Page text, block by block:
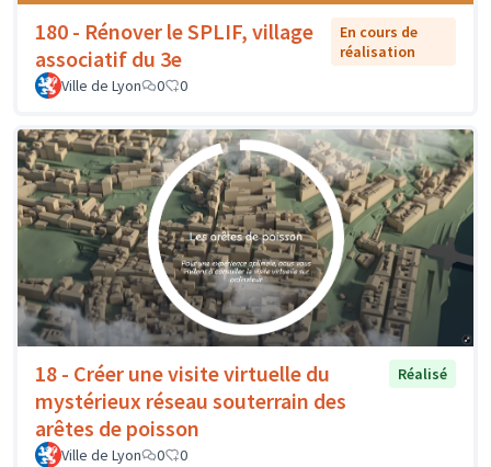
180 - Rénover le SPLIF, village
associatif du 3e
En cours de
réalisation
Ville de Lyon
0 0
18 - Créer une visite virtuelle du
mystérieux réseau souterrain des
arêtes de poisson
Réalisé
Ville de Lyon 0 0